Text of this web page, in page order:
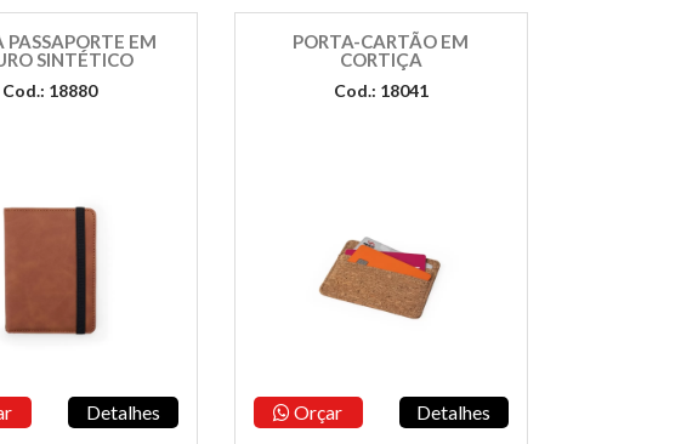
PASSAPORTE EM
SINTÉTICO
Cod.: 18880
Detalhes
PORTA-CARTÃO EM
CORTIÇA
Cod.: 18041
Orçar Detalhes